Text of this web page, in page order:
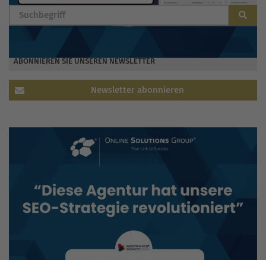
ABONNIEREN SIE UNSEREN NEWSLETTER
Newsletter abonnieren